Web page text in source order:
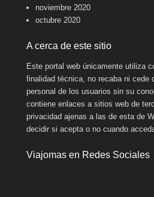
noviembre 2020
octubre 2020
A cerca de este sitio
Este portal web únicamente utiliza
finalidad técnica, no recaba ni cede
personal de los usuarios sin su
contiene enlaces a sitios web de
privacidad ajenas a las de esta de
decidir si acepta o no cuando
Viajomas en Redes Sociales